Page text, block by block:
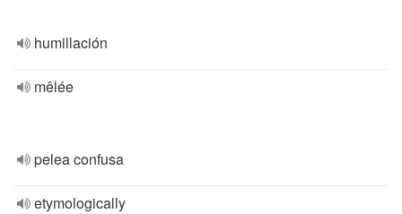
humillación
mêlée
pelea confusa
etymologically